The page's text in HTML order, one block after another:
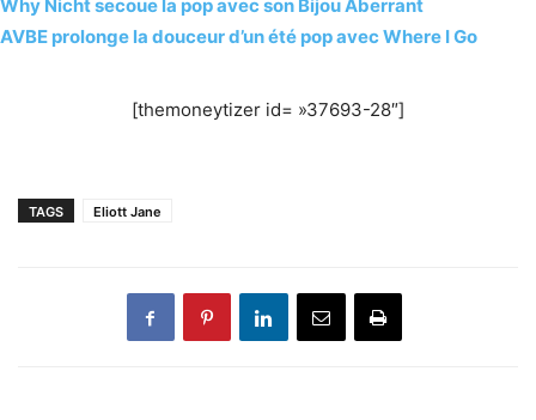
Why Nicht secoue la pop avec son Bijou Aberrant
AVBE prolonge la douceur d’un été pop avec Where I Go
[themoneytizer id= »37693-28″]
TAGS Eliott Jane